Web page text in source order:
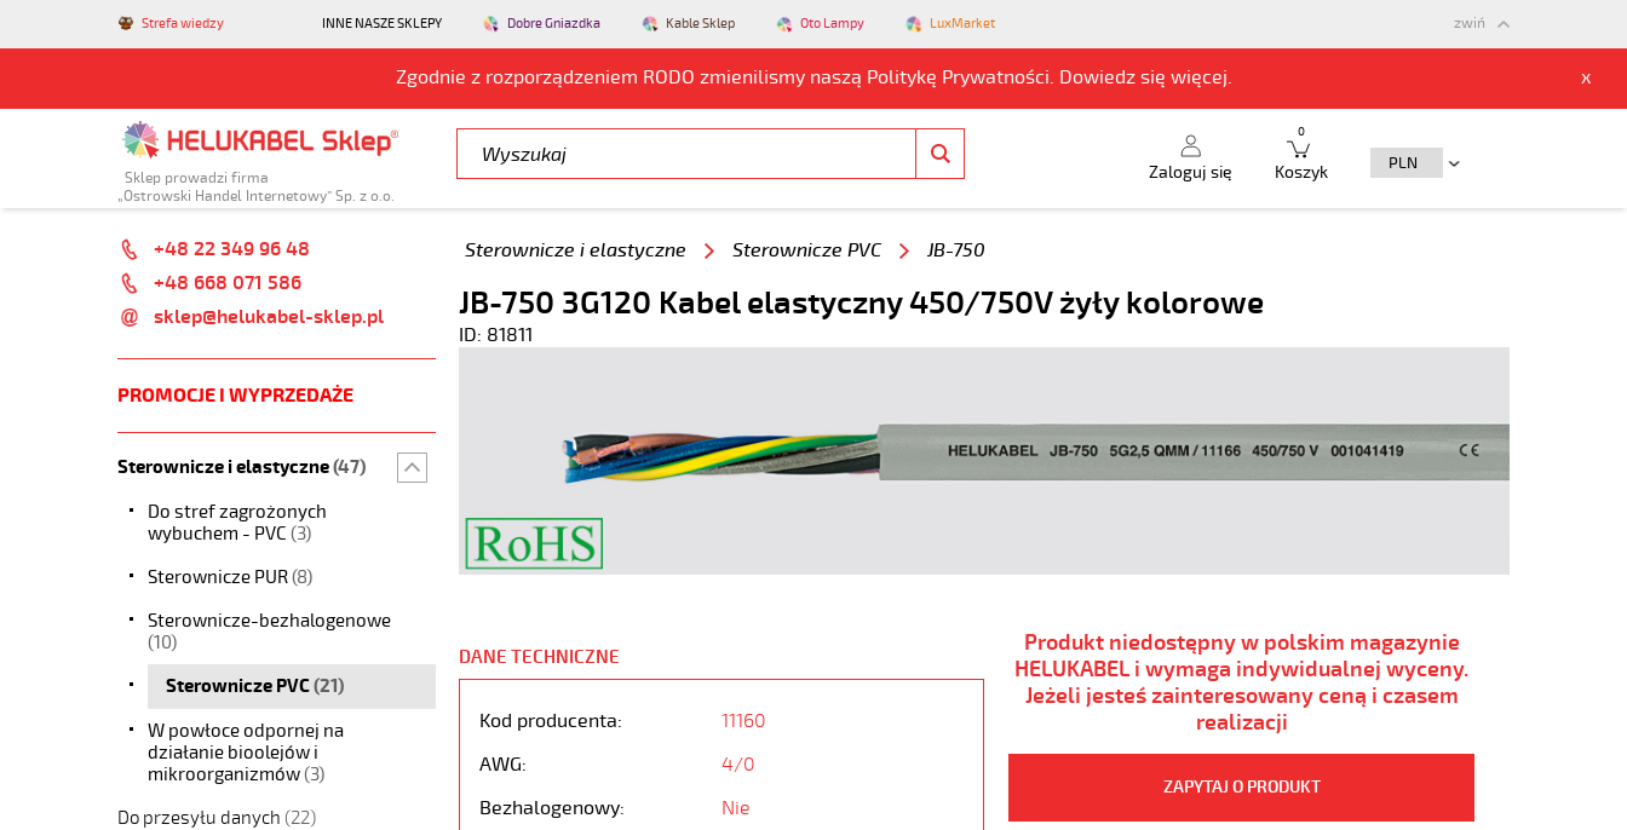
Strefa wiedzy INNE NASZE SKLEPY Dobre Gniazdka Kable Sklep Oto Lampy LuxMarket
Zgodnie z rozporządzeniem RODO zmienilismy naszą Politykę Prywatności. Dowiedz się więcej. x
zwiń
Sklep prowadzi firma
„Ostrowski Handel Internetowy” Sp. z o.o.
Zaloguj się Koszyk
0
+48 22 349 96 48
+48 668 071 586
sklep@helukabel-sklep.pl
PROMOCJE I WYPRZEDAŻE
Sterownicze i elastyczne(47)
Do stref zagrożonych
wybuchem - PVC (3)
Sterownicze PUR(8)
Sterownicze-bezhalogenowe
(10)
Sterownicze PVC(21)
W powłoce odpornej na
działanie bioolejów i
mikroorganizmów(3)
Do przesyłu danych (22)
Sterownicze i elastyczne Sterownicze PVC JB-750
JB-750 3G120 Kabel elastyczny 450/750V żyły kolorowe
ID: 81811
DANE TECHNICZNE
Kod producenta:
11160
AWG:
4/0
Bezhalogenowy:
Nie
Produkt niedostępny w polskim magazynie
HELUKABEL i wymaga indywidualnej wyceny.
Jeżeli jesteś zainteresowany ceną i czasem
realizacji
ZAPYTAJ O PRODUKT